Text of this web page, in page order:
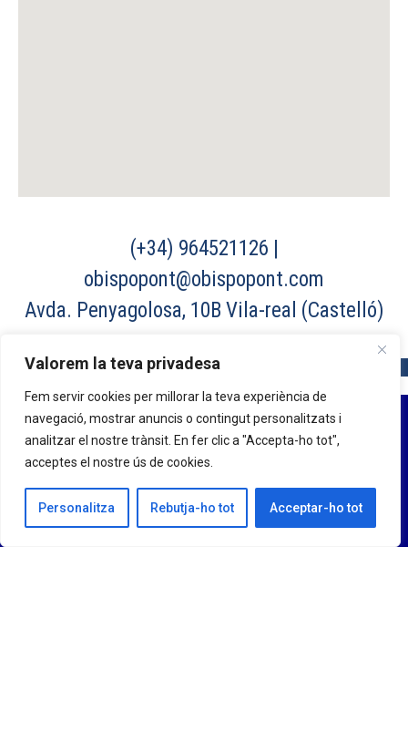
Valorem la teva privadesa
Fem servir cookies per millorar la teva experiència de
navegació, mostrar anuncis o contingut personalitzats i
analitzar el nostre trànsit. En fer clic a "Accepta-ho tot",
acceptes el nostre ús de cookies.
Personalitza Rebutja-ho tot Acceptar-ho tot
(+34) 964521126 |
obispopont@obispopont.com
Avda. Penyagolosa, 10B Vila-real (Castelló)